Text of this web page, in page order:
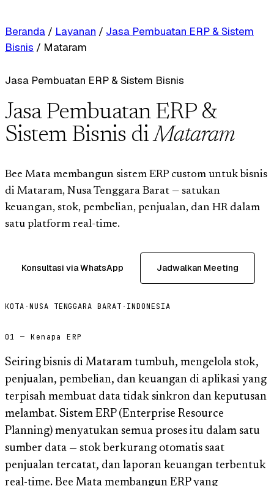
Beranda / Layanan / Jasa Pembuatan ERP & Sistem
Bisnis / Mataram
Jasa Pembuatan ERP & Sistem Bisnis
Jasa Pembuatan ERP &
Sistem Bisnis diMataram
Bee Mata membangun sistem ERP custom untuk bisnis
di Mataram, Nusa Tenggara Barat — satukan
keuangan, stok, pembelian, penjualan, dan HR dalam
satu platform real-time.
Konsultasi via WhatsApp Jadwalkan Meeting
KOTA ·NUSA TENGGARA BARAT · INDONESIA
01 — Kenapa ERP
Seiring bisnis di Mataram tumbuh, mengelola stok,
penjualan, pembelian, dan keuangan di aplikasi yang
terpisah membuat data tidak sinkron dan keputusan
melambat. Sistem ERP (Enterprise Resource
Planning) menyatukan semua proses itu dalam satu
sumber data — stok berkurang otomatis saat
penjualan tercatat, dan laporan keuangan terbentuk
real-time. Bee Mata membangun ERP yang